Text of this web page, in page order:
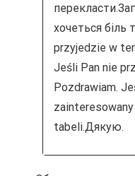
а
хочеться біль
przyjedzie w
Jeśli Pan nie
Pozdrawiam.
tabeli.Дякую.